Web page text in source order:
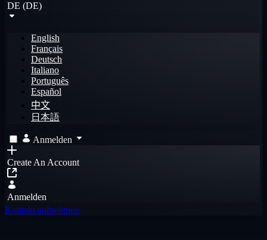
DE (DE)
English
Français
Deutsch
Italiano
Português
Español
中文
日本語
Anmelden
Create An Account
Anmelden
Kontakt aufnehmen